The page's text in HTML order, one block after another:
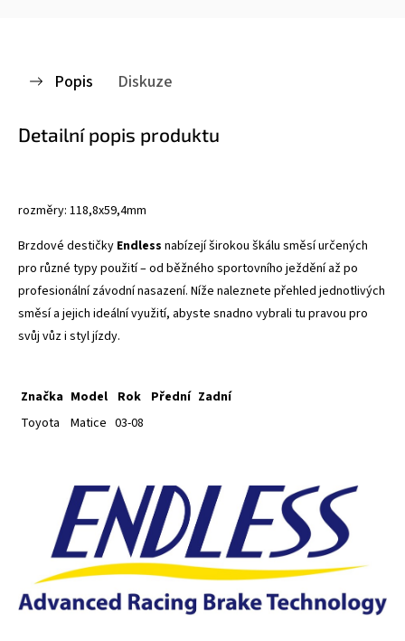
Popis Diskuze
Detailní popis produktu
rozměry: 118,8x59,4mm
Brzdové destičky Endless nabízejí širokou škálu směsí určených
pro různé typy použití – od běžného sportovního ježdění až po
profesionální závodní nasazení. Níže naleznete přehled jednotlivých
směsí a jejich ideální využití, abyste snadno vybrali tu pravou pro
svůj vůz i styl jízdy.
Značka Model Rok Přední Zadní
Toyota
Matice 03-08